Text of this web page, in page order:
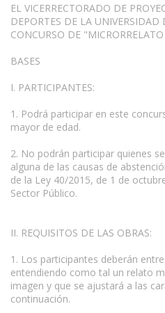
EL VICERRECTORADO DE
DEPORTES DE LA UNIVERSIDAD
CONCURSO DE
BASES
I. PARTICIPANTES:
1. Podrá participar en este
mayor de edad.
2. No podrán participar quienes
alguna de las causas de
de la Ley 40/2015, de 1 de
Sector Público.
II. REQUISITOS DE LAS OBRAS:
1. Los participantes deberán
entendiendo como tal un relato
imagen y que se ajustará a las
continuación.